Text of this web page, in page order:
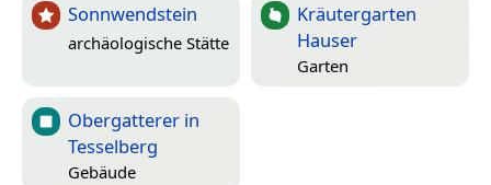
Sonnwendstein
archäologische Stätte
Kräutergarten
Hauser
Garten
Obergatterer in
Tesselberg
Gebäude